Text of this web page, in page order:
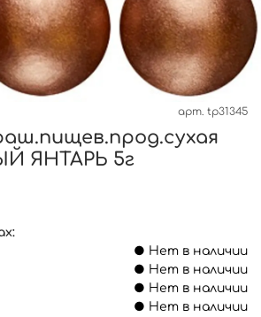
арт. tp31345
ЯНТАРЬ 5г
● Нет в наличии
● Нет в наличии
● Нет в наличии
● Нет в наличии